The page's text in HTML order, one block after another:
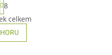
O
v
l
t
r
á
n
k
8
celkem